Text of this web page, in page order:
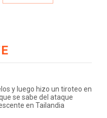
y luego hizo un tiroteo en
se sabe del ataque
en Tailandia